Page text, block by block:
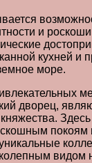
и
кухней и
море.
дворец,
покоям
видом